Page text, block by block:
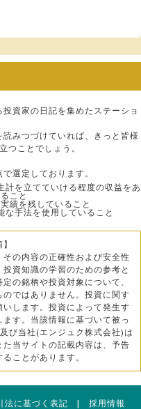
資家の日記を集めたステーショ
みつづけていれば、きっと皆様
つことでしょう。
選定しております。
計を立てていける程度の収益をあ
こと
績を残していること
な手法を使用していること
の内容の正確性および安全性
資知識の学習のための参考と
の銘柄や投資対象について、
ではありません。投資に関す
します。投資によって発生す
す。当該情報に基づいて被っ
び当社(エンジュク株式会社)は
当サイトの記載内容は、予告
ことがあります。
法に基づく表記 | 採用情報